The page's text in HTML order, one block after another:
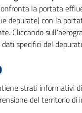
la portata
depurate) con la
Cliccando
specifici del
strati informativi
del territorio di